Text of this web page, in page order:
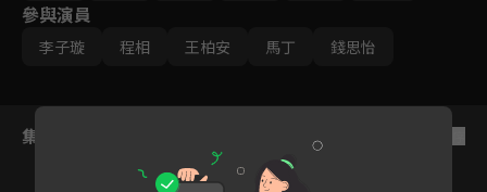
參與演員
李子璇 程相 王柏安 馬丁 錢思怡
集數列表